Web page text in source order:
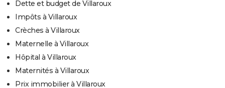
Dette et budget de Villaroux
Impôts à Villaroux
Crèches à Villaroux
Maternelle à Villaroux
Hôpital à Villaroux
Maternités à Villaroux
Prix immobilier à Villaroux